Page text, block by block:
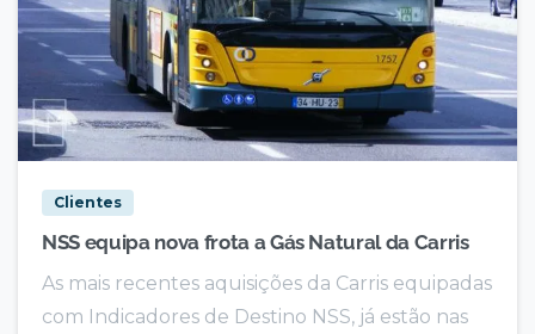
Clientes
NSS equipa nova frota a Gás Natural da Carris
As mais recentes aquisições da Carris equipadas
com Indicadores de Destino NSS, já estão nas